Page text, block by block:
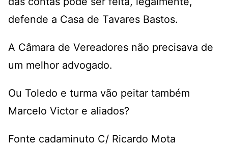
defende a Casa de Tavares Bastos.
A Câmara de Vereadores não precisava de
um melhor advogado.
Ou Toledo e turma vão peitar também
Marcelo Victor e aliados?
Fonte cadaminuto C/ Ricardo Mota